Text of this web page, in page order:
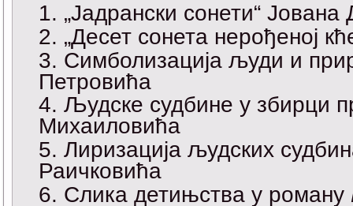
„Јадрански сонети“ Јована
„Десет сонета нерођеној
Симболизација људи и
Петровића
Људске судбине у збирци
Михаиловића
Лиризација људских
Раичковића
Слика детињства у роману